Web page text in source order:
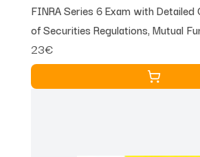
FINRA Series 6 Exam with Detailed
of Securities Regulations, Mutual
Strategies, and Full-Length Practice
23€